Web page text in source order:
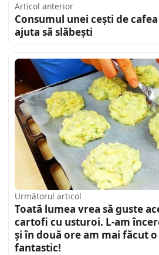
Articol anterior
Consumul unei cești de
ajuta să slăbești
Următorul articol
Toată lumea vrea să guste
cartofi cu usturoi. L-am
și în două ore am mai făcut o
fantastic!